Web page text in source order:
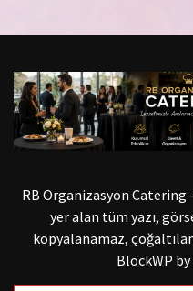
RB Organizasyon Catering
yer alan tüm yazı,
kopyalanamaz,
BlockWP by